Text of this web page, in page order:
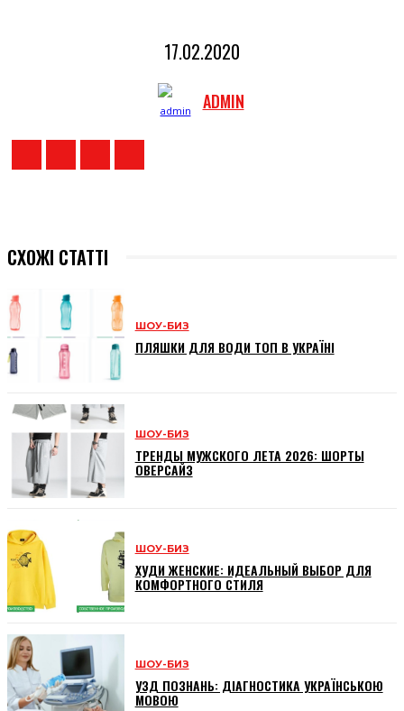
17.02.2020
ADMIN
СХОЖІ СТАТТІ
ШОУ-БИЗ
ПЛЯШКИ ДЛЯ ВОДИ ТОП В УКРАЇНІ
ШОУ-БИЗ
ТРЕНДЫ МУЖСКОГО ЛЕТА 2026: ШОРТЫ
ОВЕРСАЙЗ
ШОУ-БИЗ
ХУДИ ЖЕНСКИЕ: ИДЕАЛЬНЫЙ ВЫБОР ДЛЯ
КОМФОРТНОГО СТИЛЯ
ШОУ-БИЗ
УЗД ПОЗНАНЬ: ДІАГНОСТИКА УКРАЇНСЬКОЮ
МОВОЮ